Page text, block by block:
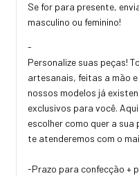
Se for para presente,
masculino ou feminino!
-
Personalize suas peças!
artesanais, feitas a mão
nossos modelos já
exclusivos para você.
escolher como quer a
te atenderemos com o
-Prazo para confecção +